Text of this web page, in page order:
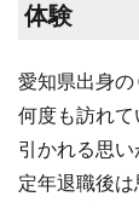
体験
愛知県出身
何度も訪れ
引かれる思い
定年退職後